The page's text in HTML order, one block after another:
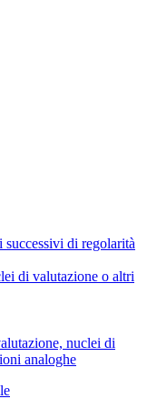
di regolarità
di valutazione o altri
nuclei di
analoghe